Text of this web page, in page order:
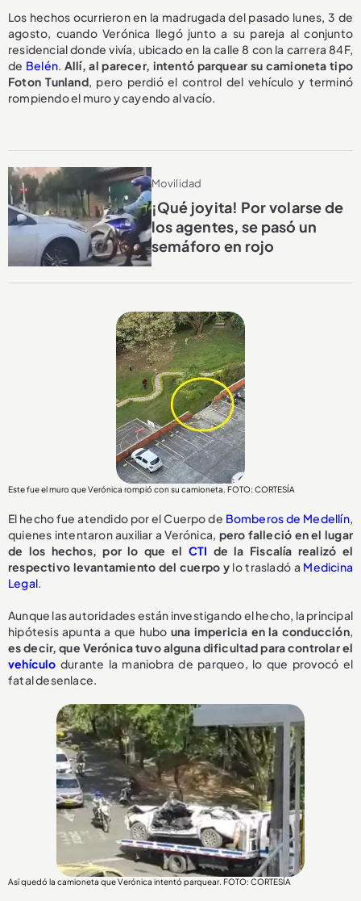
Los hechos ocurrieron en la madrugada del pasado lunes, 3 de
agosto, cuando Verónica llegó junto a su pareja al conjunto
residencial donde vivía, ubicado en la calle 8 con la carrera 84F,
de Belén. Allí, al parecer, intentó parquear su camioneta tipo
Foton Tunland, pero perdió el control del vehículo y terminó
rompiendo el muro y cayendo al vacío.
Movilidad
¡Qué joyita! Por volarse de
los agentes, se pasó un
semáforo en rojo
Este fue el muro que Verónica rompió con su camioneta. FOTO: CORTESÍA
El hecho fue atendido por el Cuerpo de Bomberos de Medellín,
quienes intentaron auxiliar a Verónica, pero falleció en el lugar
de los hechos, por lo que el CTI de la Fiscalía realizó el
respectivo levantamiento del cuerpo y lo trasladó a Medicina
Legal.
Aunque las autoridades están investigando el hecho, la principal
hipótesis apunta a que hubo una impericia en la conducción,
es decir, que Verónica tuvo alguna dificultad para controlar el
vehículo durante la maniobra de parqueo, lo que provocó el
fatal desenlace.
Así quedó la camioneta que Verónica intentó parquear. FOTO: CORTESÍA